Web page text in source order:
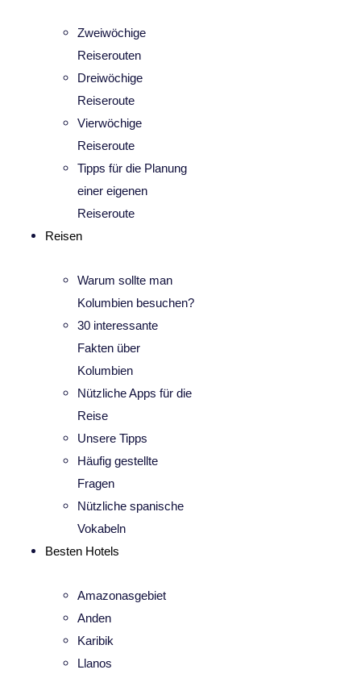
Zweiwöchige
Reiserouten
Dreiwöchige
Reiseroute
Vierwöchige
Reiseroute
Tipps für die Planung
einer eigenen
Reiseroute
Reisen
Warum sollte man
Kolumbien besuchen?
30 interessante
Fakten über
Kolumbien
Nützliche Apps für die
Reise
Unsere Tipps
Häufig gestellte
Fragen
Nützliche spanische
Vokabeln
Besten Hotels
Amazonasgebiet
Anden
Karibik
Llanos